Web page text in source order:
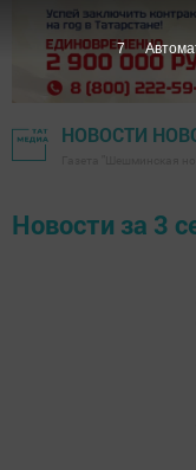
НОВОСТИ
Новости за 3
7